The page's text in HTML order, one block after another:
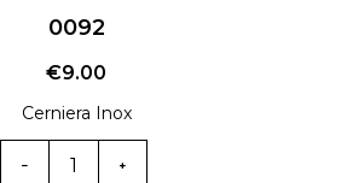
0092
€9.00
Cerniera Inox
0092
quantità